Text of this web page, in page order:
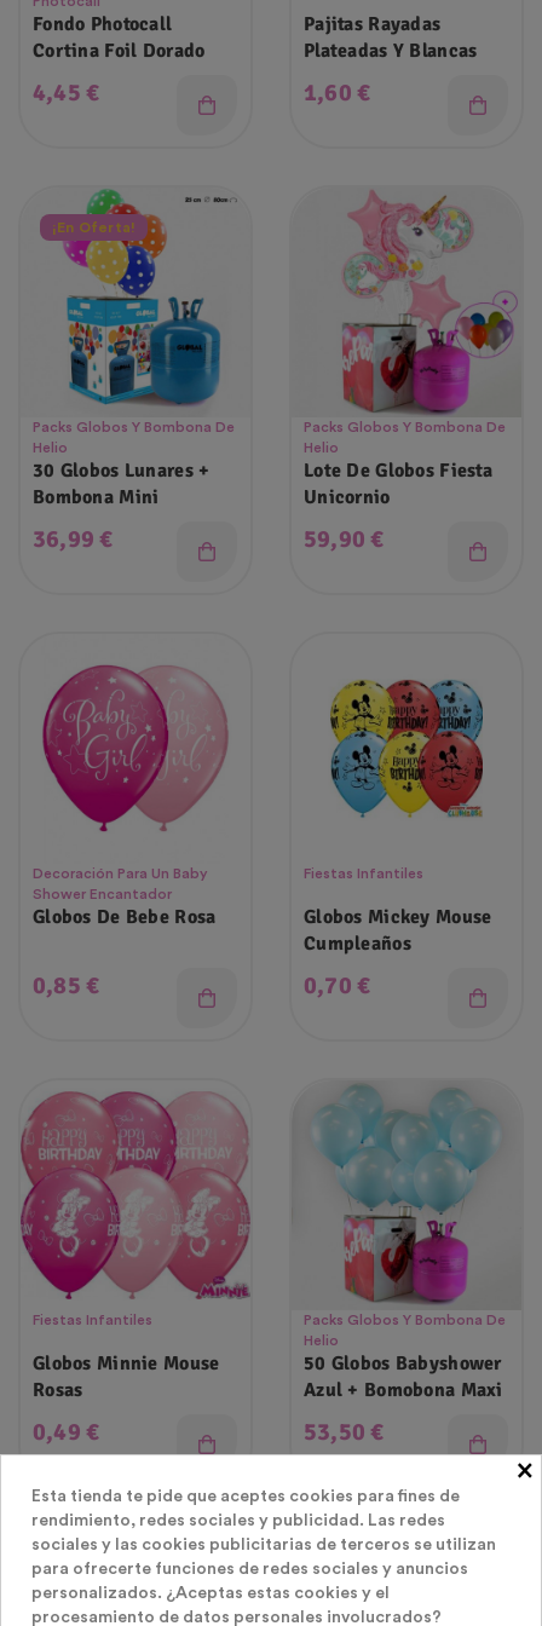
Fondo Photocall
Cortina Foil Dorado
Precio
4,45 €
Pajitas Rayadas
Plateadas Y Blancas
Precio
1,60 €
¡En Oferta!
Packs Globos Y Bombona De
Helio
30 Globos Lunares +
Bombona Mini
Precio
36,99 €
Packs Globos Y Bombona De
Helio
Lote De Globos Fiesta
Unicornio
Precio
59,90 €
Decoración Para Un Baby
Shower Encantador
Globos De Bebe Rosa
Precio
0,85 €
Fiestas Infantiles
Globos Mickey Mouse
Cumpleaños
Precio
0,70 €
Fiestas Infantiles
Globos Minnie Mouse
Rosas
Precio
0,49 €
Packs Globos Y Bombona De
Helio
50 Globos Babyshower
Azul + Bomobona Maxi
Precio
53,50 €
×
Esta tienda te pide que aceptes cookies para fines de
rendimiento, redes sociales y publicidad. Las redes
sociales y las cookies publicitarias de terceros se utilizan
para ofrecerte funciones de redes sociales y anuncios
personalizados. ¿Aceptas estas cookies y el
procesamiento de datos personales involucrados?